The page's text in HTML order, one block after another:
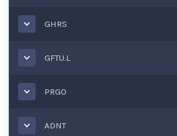
GHRS
GFTU.L
PRGO
ADNT